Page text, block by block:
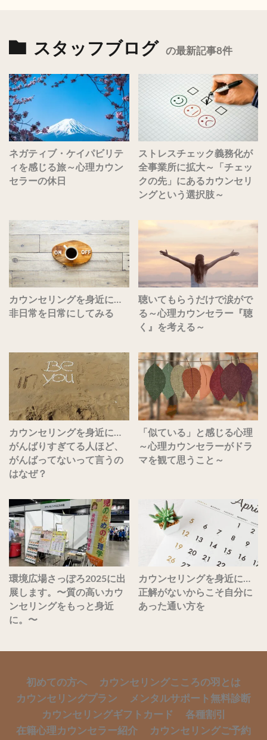
スタッフブログ の最新記事8件
ネガティブ・ケイパビリテ
ィを感じる旅～心理カウン
セラーの休日
ストレスチェック義務化が
全事業所に拡大～「チェッ
クの先」にあるカウンセリ
ングという選択肢～
カウンセリングを身近に…
非日常を日常にしてみる
聴いてもらうだけで涙がで
る～心理カウンセラー『聴
く』を考える～
カウンセリングを身近に…
がんばりすぎてる人ほど、
がんばってないって言うの
はなぜ？
「似ている」と感じる心理
～心理カウンセラーがドラ
マを観て思うこと～
環境広場さっぽろ2025に出
展します。〜質の高いカウ
ンセリングをもっと身近
に。〜
カウンセリングを身近に…
正解がないからこそ自分に
あった通い方を
初めての方へ
カウンセリングこころの羽とは
カウンセリングプラン
メンタルサポート無料診断
カウンセリングギフトカード
各種割引
在籍心理カウンセラー紹介
カウンセリングご予約